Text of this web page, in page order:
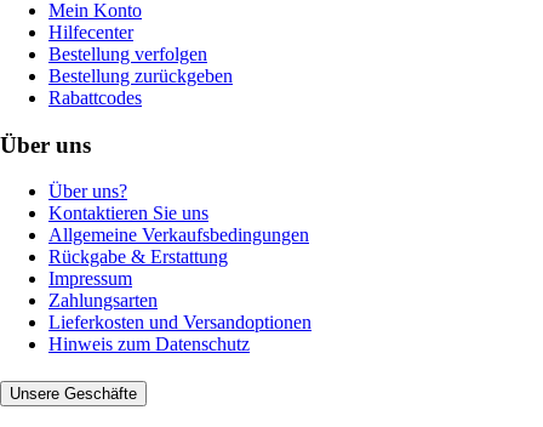
Mein Konto
Hilfecenter
Bestellung verfolgen
Bestellung zurückgeben
Rabattcodes
Über uns
Über uns?
Kontaktieren Sie uns
Allgemeine Verkaufsbedingungen
Rückgabe & Erstattung
Impressum
Zahlungsarten
Lieferkosten und Versandoptionen
Hinweis zum Datenschutz
Unsere Geschäfte